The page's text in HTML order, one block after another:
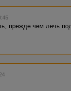
прежде чем лечь